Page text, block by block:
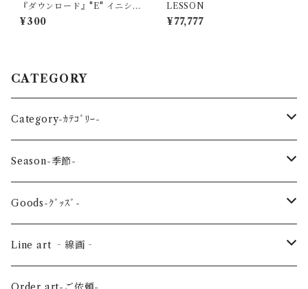
『ダウンロード』"E" イニシャ
ル
¥300
LESSON
¥77,777
CATEGORY
Category-ｶﾃｺﾞﾘｰ-
reptile-爬虫類-
Sea-海の生き物-
Bird-鳥-
Land-陸の生き物-
Season-季節-
Spring-春-
Summer-夏-
Autumn-秋-
Goods-ｸﾞｯｽﾞ-
Key ring -ｷｰﾎﾙﾀﾞｰ
Art panel -ｱｰﾄﾊﾟﾈﾙ-
Line art ‐線画‐
Flower ‐花-